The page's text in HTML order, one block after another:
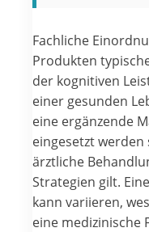
Fachliche
Produkten
der kognitiven
einer gesunden
eine ergänzende
eingesetzt
ärztliche
Strategien gilt.
kann variieren,
eine medizinische